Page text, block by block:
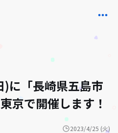
に「長崎県五島市
京で開催します！
2023/4/25 (火)